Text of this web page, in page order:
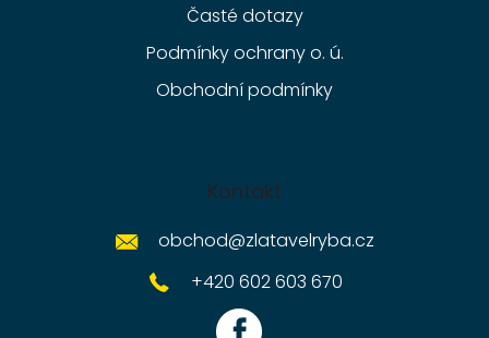
Časté dotazy
Podmínky ochrany o. ú.
Obchodní podmínky
Kontakt
obchod@zlatavelryba.cz
+420 602 603 670